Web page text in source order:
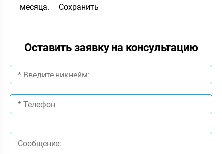
месяца. Сохранить
Оставить заявку на консультацию